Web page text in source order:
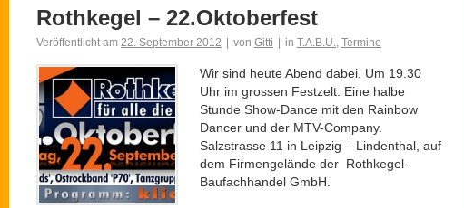
Rothkegel – 22.Oktoberfest
Veröffentlicht am 22. September 2012 von Gitti in T.A.B.U., Termine
Wir sind heute Abend dabei. Um 19.30
Uhr im grossen Festzelt. Eine halbe
Stunde Show-Dance mit den Rainbow
Dancer und der MTV-Company.
Salzstrasse 11 in Leipzig – Lindenthal, auf
dem Firmengelände der Rothkegel-
Baufachhandel GmbH.